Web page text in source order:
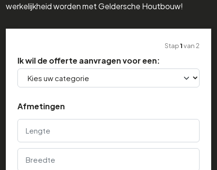
werkelijkheid worden met Geldersche Houtbouw!
Stap1van 2
Ik wil de offerte aanvragen voor een:
Afmetingen
Lengte
Breedte